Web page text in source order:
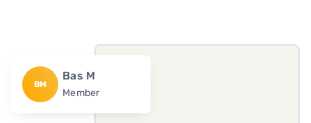
BM
Bas M
Member